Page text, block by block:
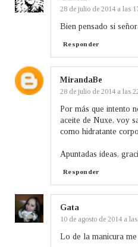
28 de julio de 2014 a las
Bien pensado si
Responder
MirandaBe
28 de julio de 2014 a las
Por más que intento
aceite de Nuxe, voy
como hidratante
Apuntadas ideas,
Responder
Gata
10 de agosto de 2014 a
Lo de la manicura